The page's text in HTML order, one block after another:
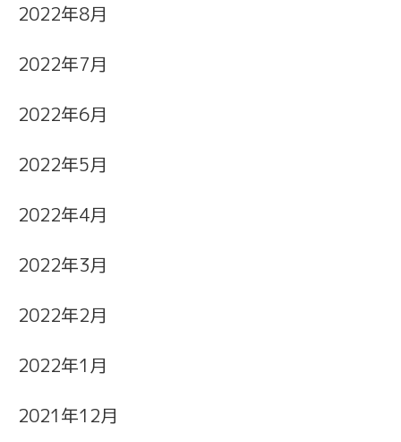
2022年8月
2022年7月
2022年6月
2022年5月
2022年4月
2022年3月
2022年2月
2022年1月
2021年12月